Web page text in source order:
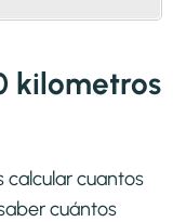
kilometros
calcular cuantos
cuántos